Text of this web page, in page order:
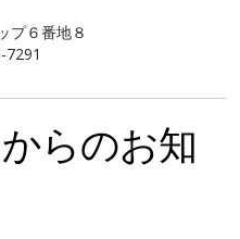
ップ６番地８
らのお知